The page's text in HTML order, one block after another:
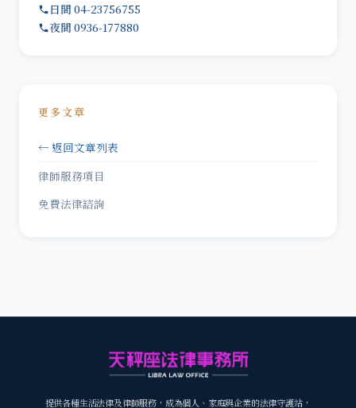
日間 04-23756755
夜間 0936-177880
更多文章
← 返回文章列表
律師服務項目
免費法律諮詢
提供各種生活法律及律師服務，成為個人、家庭與企業的法律守護站，